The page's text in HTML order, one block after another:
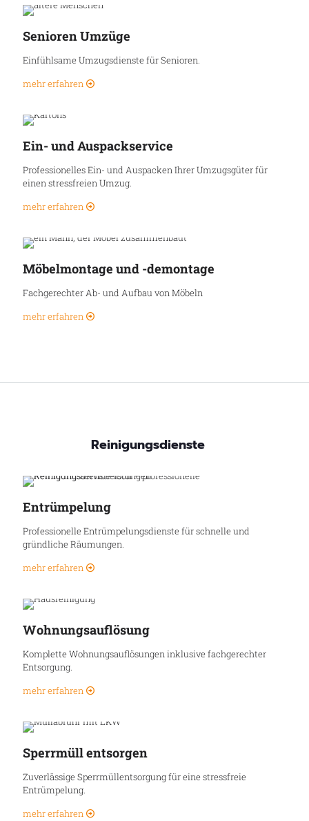
Senioren Umzüge
Einfühlsame Umzugsdienste für Senioren.
mehr erfahren
Ein- und Auspackservice
Professionelles Ein- und Auspacken Ihrer Umzugsgüter für
einen stressfreien Umzug.
mehr erfahren
Möbelmontage und -demontage
Fachgerechter Ab- und Aufbau von Möbeln
mehr erfahren
Reinigungsdienste
Entrümpelung
Professionelle Entrümpelungsdienste für schnelle und
gründliche Räumungen.
mehr erfahren
Wohnungsauflösung
Komplette Wohnungsauflösungen inklusive fachgerechter
Entsorgung.
mehr erfahren
Sperrmüll entsorgen
Zuverlässige Sperrmüllentsorgung für eine stressfreie
Entrümpelung.
mehr erfahren